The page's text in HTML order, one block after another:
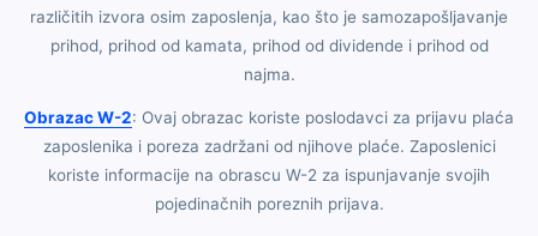
različitih izvora osim zaposlenja, kao što je samozapošljavanje
prihod, prihod od kamata, prihod od dividende i prihod od
najma.
Obrazac W-2: Ovaj obrazac koriste poslodavci za prijavu plaća
zaposlenika i poreza zadržani od njihove plaće. Zaposlenici
koriste informacije na obrascu W-2 za ispunjavanje svojih
pojedinačnih poreznih prijava.